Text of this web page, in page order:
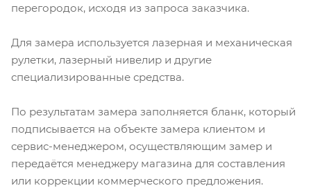
перегородок, исходя из запроса заказчика.
Для замера используется лазерная и механическая
рулетки, лазерный нивелир и другие
специализированные средства.
По результатам замера заполняется бланк, который
подписывается на объекте замера клиентом и
сервис-менеджером, осуществляющим замер и
передаётся менеджеру магазина для составления
или коррекции коммерческого предложения.